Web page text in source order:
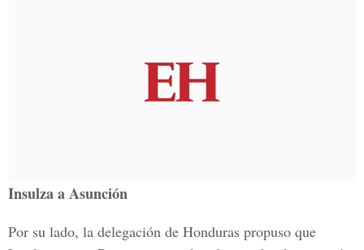
Insulza a Asunción
Por su lado, la delegación de Honduras propuso que